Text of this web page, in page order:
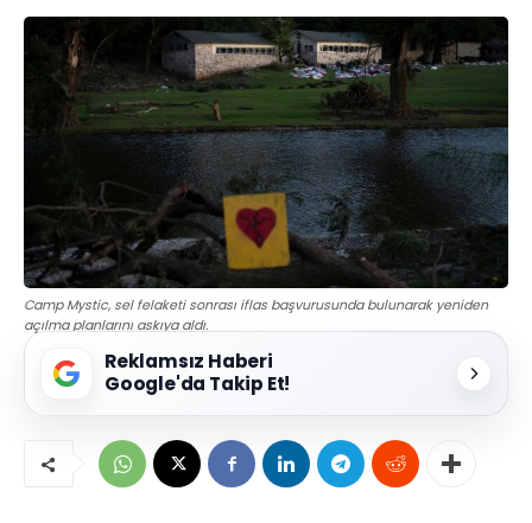
Camp Mystic, sel felaketi sonrası iflas başvurusunda bulunarak yeniden
açılma planlarını askıya aldı.
Reklamsız Haberi
Google'da Takip Et!